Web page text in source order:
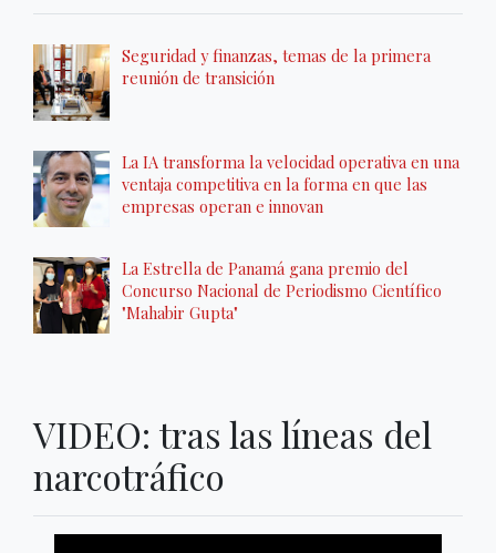
Seguridad y finanzas, temas de la primera
reunión de transición
La IA transforma la velocidad operativa en una
ventaja competitiva en la forma en que las
empresas operan e innovan
La Estrella de Panamá gana premio del
Concurso Nacional de Periodismo Científico
"Mahabir Gupta"
VIDEO: tras las líneas del
narcotráfico